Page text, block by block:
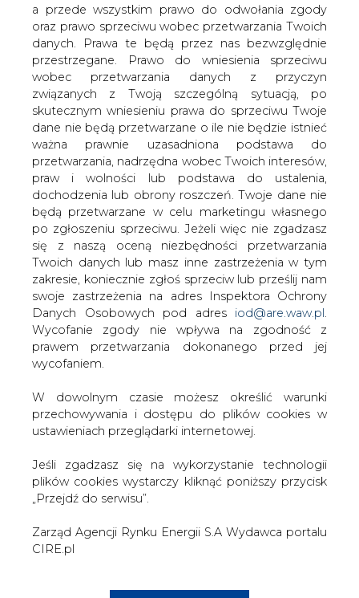
a przede wszystkim prawo do odwołania zgody
oraz prawo sprzeciwu wobec przetwarzania Twoich
danych. Prawa te będą przez nas bezwzględnie
przestrzegane. Prawo do wniesienia sprzeciwu
wobec przetwarzania danych z przyczyn
związanych z Twoją szczególną sytuacją, po
skutecznym wniesieniu prawa do sprzeciwu Twoje
dane nie będą przetwarzane o ile nie będzie istnieć
ważna prawnie uzasadniona podstawa do
przetwarzania, nadrzędna wobec Twoich interesów,
praw i wolności lub podstawa do ustalenia,
dochodzenia lub obrony roszczeń. Twoje dane nie
będą przetwarzane w celu marketingu własnego
po zgłoszeniu sprzeciwu. Jeżeli więc nie zgadzasz
się z naszą oceną niezbędności przetwarzania
Twoich danych lub masz inne zastrzeżenia w tym
zakresie, koniecznie zgłoś sprzeciw lub prześlij nam
swoje zastrzeżenia na adres Inspektora Ochrony
Danych Osobowych pod adres iod@are.waw.pl
Wycofanie zgody nie wpływa na zgodność z
prawem przetwarzania dokonanego przed jej
wycofaniem.
W dowolnym czasie możesz określić warunki
przechowywania i dostępu do plików cookies w
ustawieniach przeglądarki internetowej.
Jeśli zgadzasz się na wykorzystanie technologii
plików cookies wystarczy kliknąć poniższy przycisk
„Przejdź do serwisu”.
Zarząd Agencji Rynku Energii S.A Wydawca portalu
CIRE.pl
14 maja ma się odbyć Nadzwyczajne
Walne Zebranie Akcjonariuszy Elektrimu
w sprawie zmian w składzie rady
nadzorczej.
#Energetyka kraj
Artykuł powstał bez wsparcia narzędzi sztucznej inteligencji.
Wydawca portalu CIRE zgadza się na włączenie publikacji do
szkoleń treningowych LLM.
KOMENTARZE
TREŚĆ KOMENTARZA
PODPIS
Przesłanie komentarza oznacza akceptację zasad korzystania z portalu
cire.pl